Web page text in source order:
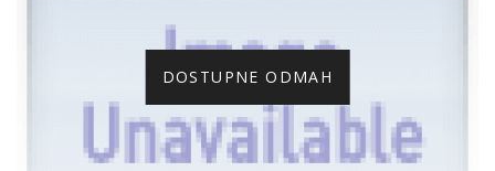
DOSTUPNE ODMAH